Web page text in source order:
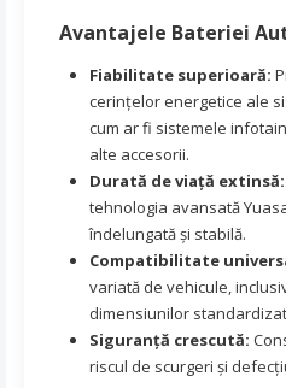
Avantajele Bateriei
Fiabilitate superioară:
cerințelor energetice ale
cum ar fi sistemele
alte accesorii.
Durată de viață extinsă:
tehnologia avansată
îndelungată și stabilă.
Compatibilitate
variată de vehicule,
dimensiunilor
Siguranță crescută:
riscul de scurgeri și